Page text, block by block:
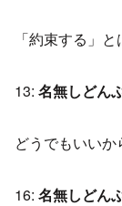
「約束する」
13: 名無しどん
どうでもいい
16: 名無しどん